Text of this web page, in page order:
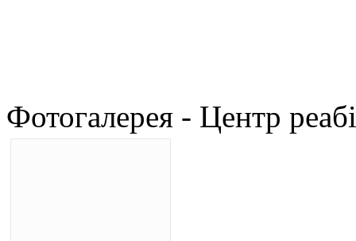
Фотогалерея - Центр